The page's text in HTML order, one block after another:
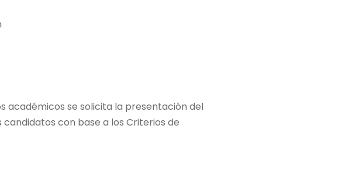
académicos se solicita la presentación del
con base a los Criterios de